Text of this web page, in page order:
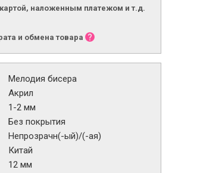
наложенным платежом и т.д.
и обмена товара
Мелодия бисера
Акрил
1-2 мм
Без покрытия
Непрозрачн(-ый)/(-ая)
Китай
12 мм